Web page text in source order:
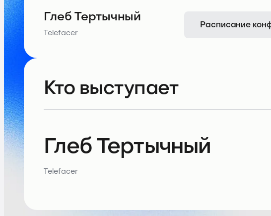
Глеб Тертычный
Telefacer
Расписание
Кто выступает
Глеб Тертычный
Telefacer